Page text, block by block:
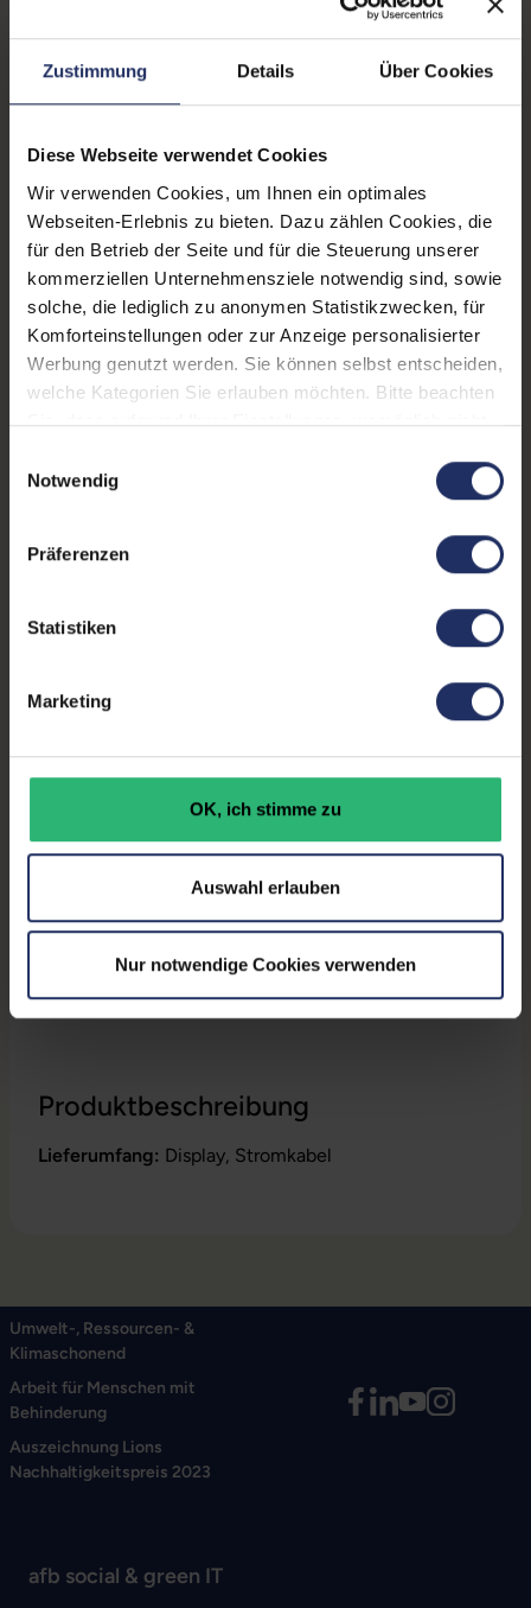
Zustimmung Details Über Cookies
Diese Webseite verwendet Cookies
Wir verwenden Cookies, um Ihnen ein optimales
Webseiten-Erlebnis zu bieten. Dazu zählen Cookies, die
für den Betrieb der Seite und für die Steuerung unserer
kommerziellen Unternehmensziele notwendig sind, sowie
solche, die lediglich zu anonymen Statistikzwecken, für
Komforteinstellungen oder zur Anzeige personalisierter
Werbung genutzt werden. Sie können selbst entscheiden,
welche Kategorien Sie erlauben möchten. Bitte beachten
Sie, dass aufgrund Ihrer Einstellungen, womöglich nicht
Weitere Informationen finden Sie in
Notwendig
Präferenzen
Statistiken
Marketing
OK, ich stimme zu
Auswahl erlauben
Nur notwendige Cookies verwenden
Produktbeschreibung
Lieferumfang: Display, Stromkabel
Helligkeit: 250 cd/m²
Blickwinkel: 178°/178°
Pixelabstand: 0,265 mm
Displayauflösung: 1920 x 1080 FHD
Reaktionszeit: 6 ms
Stromverbrauch:
Displaygröße: 23,0 Zoll
Schnittstellen: 1x DisplayPort, 1x HDMI, 1x
VGA, 2x USB 2 Typ A, 3x
Webcam:
Kontrast:
, Schwenkbar
Touchscreen:
Bildwiederholrate: 60Hz
Partnerprogramm: Ja
GTIN/EAN: 5397063744596
Gewicht: 5,59 kg
Herstellernummer: P2317H
Umwelt-, Ressourcen- &
Klimaschonend
Arbeit für Menschen mit
Behinderung
Auszeichnung Lions
Nachhaltigkeitspreis 2023
afb social & green IT